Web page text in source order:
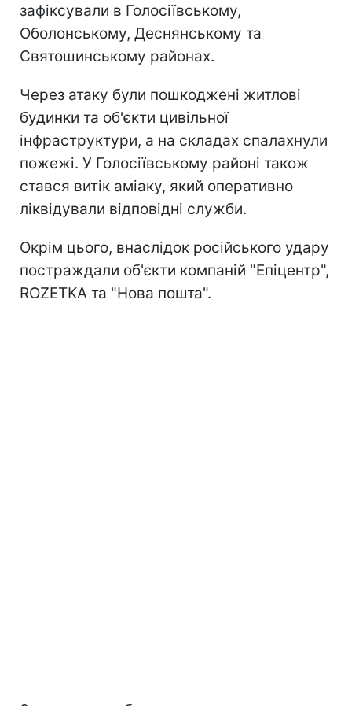
зафіксували в Голосіївському,
Оболонському, Деснянському та
Святошинському районах.
Через атаку були пошкоджені житлові
будинки та об'єкти цивільної
інфраструктури, а на складах спалахнули
пожежі. У Голосіївському районі також
стався витік аміаку, який оперативно
ліквідували відповідні служби.
Окрім цього, внаслідок російського удару
постраждали об'єкти компаній "Епіцентр",
ROZETKA та "Нова пошта".